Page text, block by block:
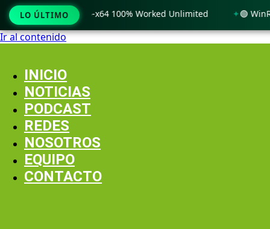
Ir al contenido
INICIO
NOTICIAS
PODCAST
REDES
NOSOTROS
EQUIPO
CONTACTO
LO ÚLTIMO
11 x86-x64 100% Worked Unlimited 🟢 WinRAR 7.11